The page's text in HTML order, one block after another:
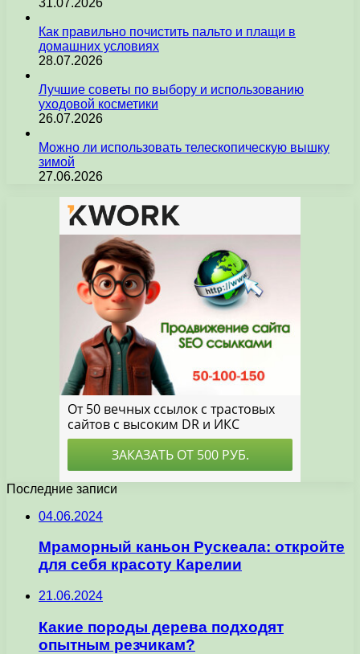
Как правильно почистить пальто и плащи в
домашних условиях
28.07.2026
Лучшие советы по выбору и использованию
уходовой косметики
26.07.2026
Можно ли использовать телескопическую вышку
зимой
27.06.2026
Последние записи
04.06.2024
Мраморный каньон Рускеала: откройте
для себя красоту Карелии
21.06.2024
Какие породы дерева подходят
опытным резчикам?